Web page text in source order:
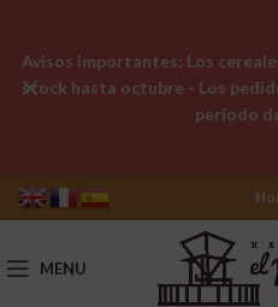
MENU
Avisos importantes: Los
stock hasta octubre - Los
período